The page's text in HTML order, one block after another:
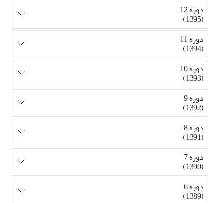
دوره 12
(1395)
دوره 11
(1394)
دوره 10
(1393)
دوره 9
(1392)
دوره 8
(1391)
دوره 7
(1390)
دوره 6
(1389)